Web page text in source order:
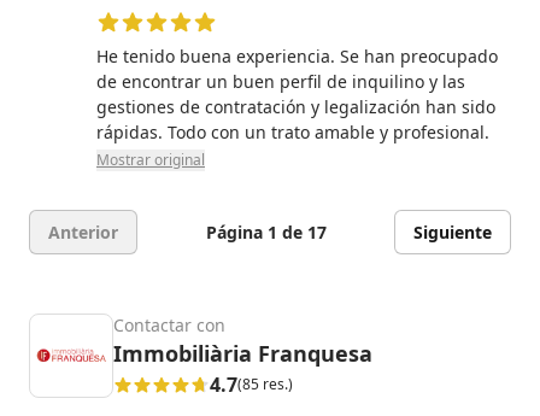
5 de 5 estrellas
He tenido buena experiencia. Se han preocupado
de encontrar un buen perfil de inquilino y las
gestiones de contratación y legalización han sido
rápidas. Todo con un trato amable y profesional.
Mostrar original
Anterior Página 1 de 17 Siguiente
Contactar con
Immobiliària Franquesa
4.7(85 res.)